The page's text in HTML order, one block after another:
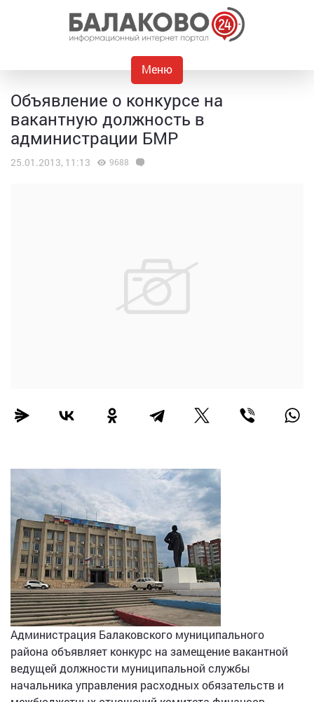
Меню
Объявление о конкурсе на
вакантную должность в
администрации БМР
25.01.2013, 11:13 9688
Администрация Балаковского муниципального
района объявляет конкурс на замещение вакантной
ведущей должности муниципальной службы
начальника управления расходных обязательств и